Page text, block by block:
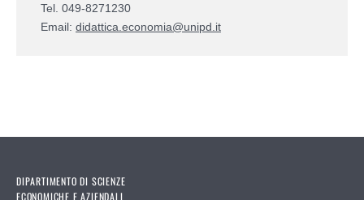
Tel. 049-8271230
Email: didattica.economia@unipd.it
DIPARTIMENTO DI SCIENZE
ECONOMICHE E AZIENDALI